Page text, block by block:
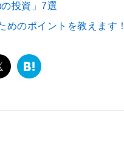
投資」7選
のポイントを教えます！
は